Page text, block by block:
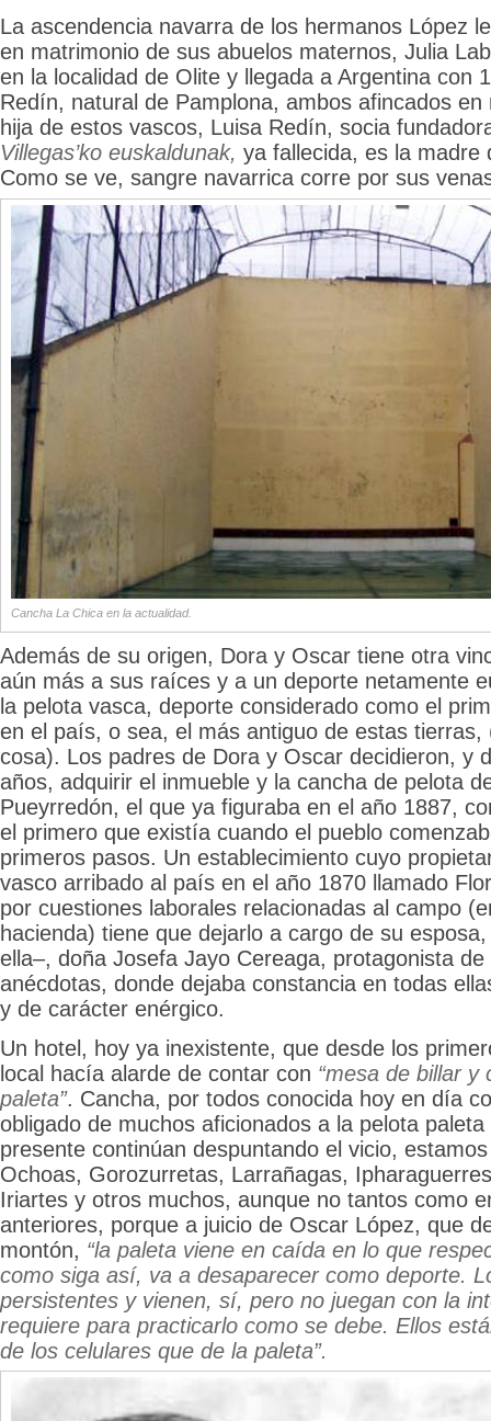
La ascendencia navarra de los hermanos López
en matrimonio de sus abuelos maternos, Julia
en la localidad de Olite y llegada a Argentina con
Redín, natural de Pamplona, ambos afincados
hija de estos vascos, Luisa Redín, socia
Villegas’ko euskaldunak, ya fallecida, es la madre
Como se ve, sangre navarrica corre por sus
Cancha La Chica en la actualidad.
Además de su origen, Dora y Oscar tiene otra
aún más a sus raíces y a un deporte netamente
la pelota vasca, deporte considerado como el
en el país, o sea, el más antiguo de estas tierras,
cosa). Los padres de Dora y Oscar decidieron, y
años, adquirir el inmueble y la cancha de pelota
Pueyrredón, el que ya figuraba en el año 1887,
el primero que existía cuando el pueblo
primeros pasos. Un establecimiento cuyo
vasco arribado al país en el año 1870 llamado
por cuestiones laborales relacionadas al campo
hacienda) tiene que dejarlo a cargo de su
ella–, doña Josefa Jayo Cereaga, protagonista de
anécdotas, donde dejaba constancia en todas
y de carácter enérgico.
Un hotel, hoy ya inexistente, que desde los
local hacía alarde de contar con “mesa de billar y
paleta”. Cancha, por todos conocida hoy en día
obligado de muchos aficionados a la pelota
presente continúan despuntando el vicio,
Ochoas, Gorozurretas, Larrañagas,
Iriartes y otros muchos, aunque no tantos como
anteriores, porque a juicio de Oscar López, que
montón, “la paleta viene en caída en lo que
como siga así, va a desaparecer como deporte.
persistentes y vienen, sí, pero no juegan con la
requiere para practicarlo como se debe. Ellos
de los celulares que de la paleta”.